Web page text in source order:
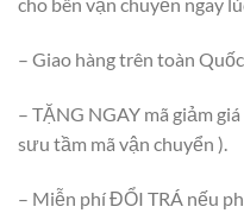
cho bên vận chuyển ngay
– Giao hàng trên toàn
– TẶNG NGAY mã giảm
sưu tầm mã vận chuyển ).
– Miễn phí ĐỔI TRÁ nếu